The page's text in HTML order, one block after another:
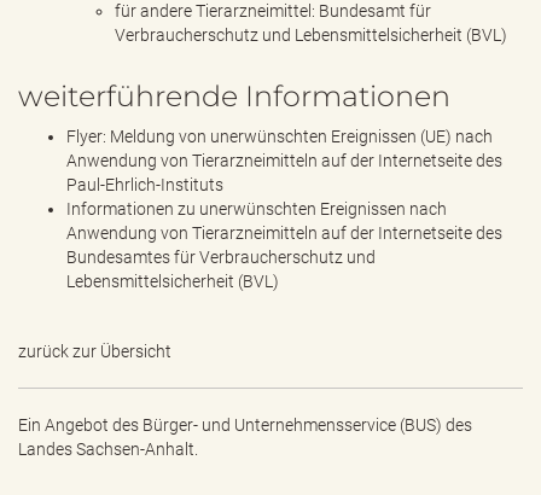
für andere Tierarzneimittel: Bundesamt für
Verbraucherschutz und Lebensmittelsicherheit (BVL)
weiterführende Informationen
Flyer: Meldung von unerwünschten Ereignissen (UE) nach
Anwendung von Tierarzneimitteln auf der Internetseite des
Paul-Ehrlich-Instituts
Informationen zu unerwünschten Ereignissen nach
Anwendung von Tierarzneimitteln auf der Internetseite des
Bundesamtes für Verbraucherschutz und
Lebensmittelsicherheit (BVL)
zurück zur Übersicht
Ein Angebot des Bürger- und Unternehmensservice (BUS) des
Landes Sachsen-Anhalt.